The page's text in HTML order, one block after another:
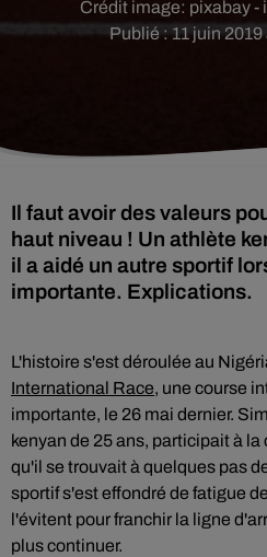
Publié : 11 juin 2019
Crédit image: pixabay -
Il faut avoir des valeurs
haut niveau ! Un athlète
il a aidé un autre sportif
importante. Explications.
L'histoire s'est déroulée au
International Race, une course
importante, le 26 mai dernier.
kenyan de 25 ans, participait à la
qu'il se trouvait à quelques pas
sportif s'est effondré de fatigue
l'évitent pour franchir la ligne
plus continuer.